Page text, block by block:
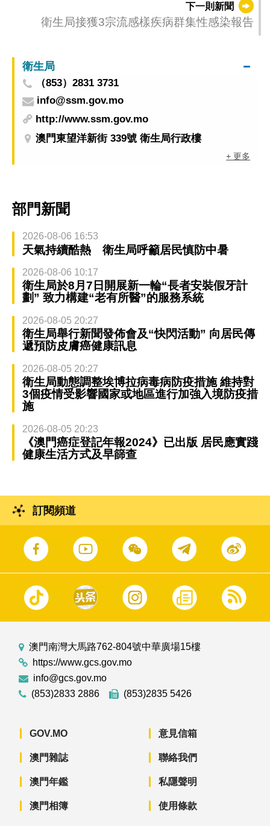
下一則新聞
衛生局接獲3宗流感樣疾病群集性感染報告
衛生局
（853）2831 3731
info@ssm.gov.mo
http://www.ssm.gov.mo
澳門東望洋新街 339號 衛生局行政樓
+ 更多
部門新聞
2026-08-06 16:53
天氣持續酷熱 衛生局呼籲居民慎防中暑
2026-08-06 10:17
衛生局於8月7日開展新一輪“長者安裝假牙計
劃” 致力構建“老有所醫”的服務系統
2026-08-05 20:27
衛生局舉行新聞發佈會及“快閃活動” 向居民傳
遞預防皮膚癌健康訊息
2026-08-05 20:27
衛生局動態調整埃博拉病毒病防疫措施 維持對
3個疫情受影響國家或地區進行加強入境防疫措
施
2026-08-05 20:23
《澳門癌症登記年報2024》已出版 居民應實踐
健康生活方式及早篩查
訂閱頻道
澳門南灣大馬路762-804號中華廣場15樓
https://www.gcs.gov.mo
info@gcs.gov.mo
(853)2833 2886
(853)2835 5426
GOV.MO
澳門雜誌
澳門年鑑
澳門相簿
意見信箱
聯絡我們
私隱聲明
使用條款